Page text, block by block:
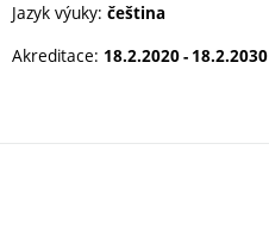
Jazyk výuky: čeština
Akreditace: 18.2.2020 - 18.2.2030